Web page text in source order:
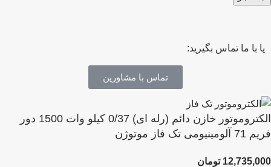
یا با ما تماس بگیرید:
تماس با مشاورین
الکتروموتور خازن دائم (رله ای) 0/37 کیلو وات 1500 دور
فریم 71 آلومینیومی تک فاز موتوژن
12,735,000 تومان